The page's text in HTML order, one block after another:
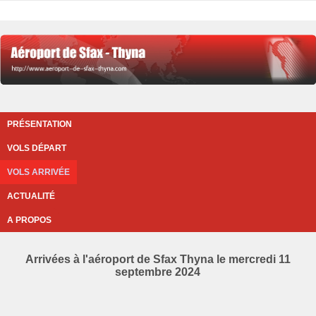
PRÉSENTATION
VOLS DÉPART
VOLS ARRIVÉE
ACTUALITÉ
A PROPOS
Arrivées à l'aéroport de Sfax Thyna le mercredi 11
septembre 2024